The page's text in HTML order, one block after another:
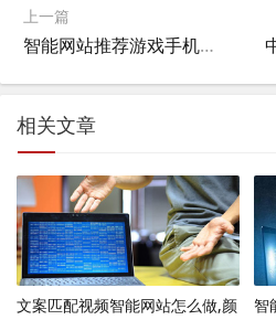
上一篇
智能网站推荐游戏手机版,国产游戏手机排行榜2021？
相关文章
文案匹配视频智能网站怎么做,颜
智